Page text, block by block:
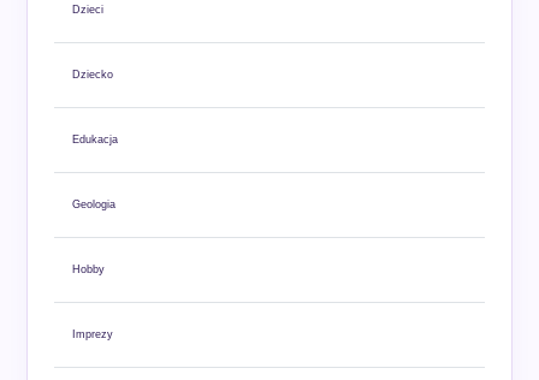
Dzieci
Dziecko
Edukacja
Geologia
Hobby
Imprezy